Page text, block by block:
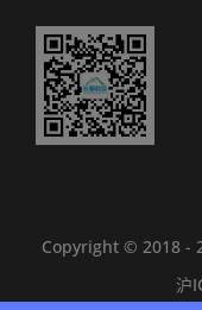
Copyright © 2018 -
沪